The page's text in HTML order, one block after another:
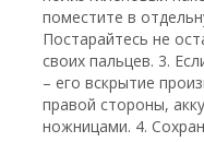
поместите в
Постарайтесь не
своих пальцев. 3.
– его вскрытие
правой стороны,
ножницами. 4.